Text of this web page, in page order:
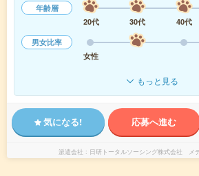
年齢層
20代
30代 40代
男女比率
女性
もっと見る
気になる! 応募へ進む
派遣会社 日研トータルソーシング株式会社 メ